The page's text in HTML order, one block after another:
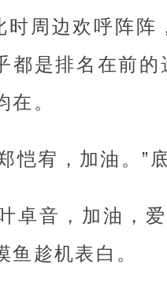
时周边欢呼阵阵
都是排名在前
在。
恺宥，加油。”
卓音，加油，
鱼趁机表白。